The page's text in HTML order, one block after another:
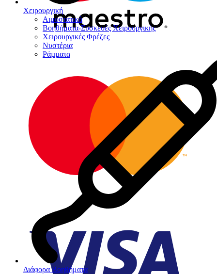
Χειρουργική
Αιμοστατικά
Βοηθήματα-Συσκευές Χειρουργικής
Χειρουργικές Φρέζες
Νυστέρια
Ράµµατα
Διάφορα Βοηθήματα